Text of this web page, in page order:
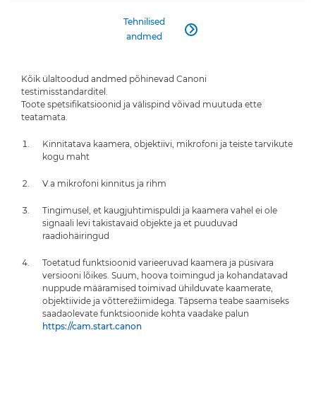
Tehnilised
andmed

Kõik ülaltoodud andmed põhinevad Canoni
testimisstandarditel.
Toote spetsifikatsioonid ja välispind võivad muutuda ette
teatamata.
Kinnitatava kaamera, objektiivi, mikrofoni ja teiste tarvikute
kogu maht
V.a mikrofoni kinnitus ja rihm
Tingimusel, et kaugjuhtimispuldi ja kaamera vahel ei ole
signaali levi takistavaid objekte ja et puuduvad
raadiohäiringud
Toetatud funktsioonid varieeruvad kaamera ja püsivara
versiooni lõikes. Suum, hoova toimingud ja kohandatavad
nuppude määramised toimivad ühilduvate kaamerate,
objektiivide ja võtterežiimidega. Täpsema teabe saamiseks
saadaolevate funktsioonide kohta vaadake palun
https://cam.start.canon